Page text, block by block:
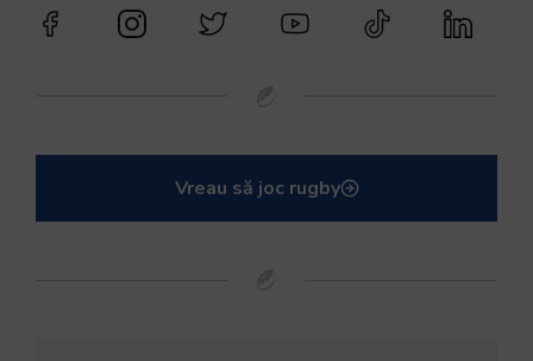
Vreau să joc rugby